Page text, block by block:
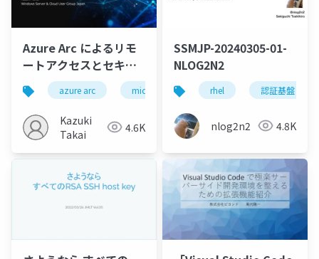
Azure Arc によるリモ
ートアクセスとセキュ
リティ azure arc microsoft azure windows server
Kazuki
Takai
4.6K
SSMJP-20240305-01-
NLOG2N2
rhel 認証基盤
nlog2n2 4.8K